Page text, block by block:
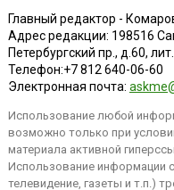
Главный редактор -
Адрес редакции: 198516
Петербургский пр., д.60,
Телефон:+7 812 640-06-60
Электронная почта:
Использование любой
возможно только при
материала активной
Использование информации
телевидение, газеты и т.п.)